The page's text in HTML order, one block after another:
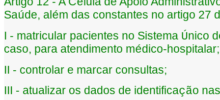
Saúde, al ém das constantes no artigo 27
I - matricular pacientes no Sistema Único
caso, para atendimento médico-hospitalar;
II - controlar e marcar consultas;
III - atualizar os dados de identificação